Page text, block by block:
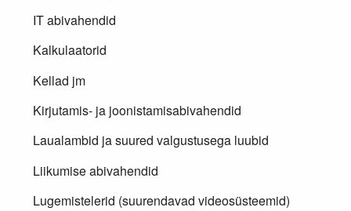
IT abivahendid
Kalkulaatorid
Kellad jm
Kirjutamis- ja joonistamisabivahendid
Laualambid ja suured valgustusega luubid
Liikumise abivahendid
Lugemistelerid (suurendavad videosüsteemid)